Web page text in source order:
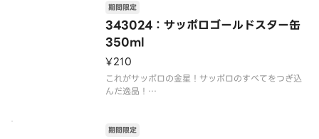
力強いコクと飲みごたえが味わえる、キリンの最高
343024：サッポロゴールドスター缶
350ml
期間限定
¥210
これがサッポロの金星！サッポロのすべてをつぎ込
んだ逸品！
イエルン産アロマホップを一部使用しさらに両ブラ
期間限定